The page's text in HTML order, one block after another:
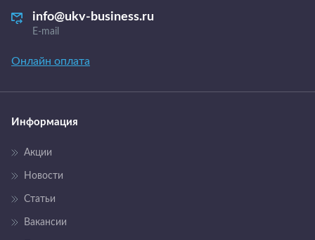
info@ukv-business.ru
E-mail
Онлайн оплата
Информация
Акции
Новости
Статьи
Вакансии